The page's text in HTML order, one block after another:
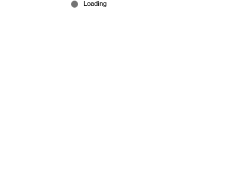
ജീവനെടുത്തത് ജാതി